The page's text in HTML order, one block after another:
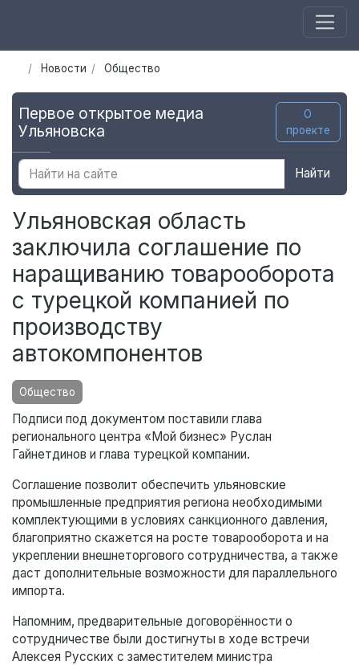
Новости Общество
Первое открытое медиа
Ульяновска
О
проекте
Найти
Ульяновская область
заключила соглашение по
наращиванию товарооборота
с турецкой компанией по
производству
автокомпонентов
Общество
Подписи под документом поставили глава
регионального центра «Мой бизнес» Руслан
Гайнетдинов и глава турецкой компании.
Соглашение позволит обеспечить ульяновские
промышленные предприятия региона необходимыми
комплектующими в условиях санкционного давления,
благоприятно скажется на росте товарооборота и на
укреплении внешнеторгового сотрудничества, а также
даст дополнительные возможности для параллельного
импорта.
Напомним, предварительные договорённости о
сотрудничестве были достигнуты в ходе встречи
Алексея Русских с заместителем министра